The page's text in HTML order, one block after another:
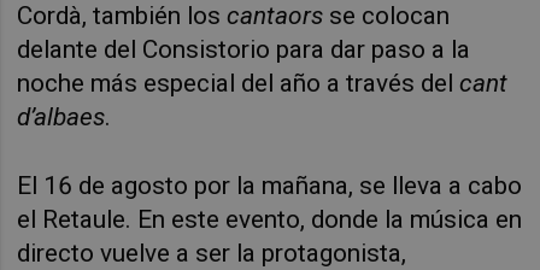
Cordà, también los cantaors se colocan
delante del Consistorio para dar paso a la
noche más especial del año a través del cant
d’albaes.
El 16 de agosto por la mañana, se lleva a cabo
el Retaule. En este evento, donde la música en
directo vuelve a ser la protagonista,